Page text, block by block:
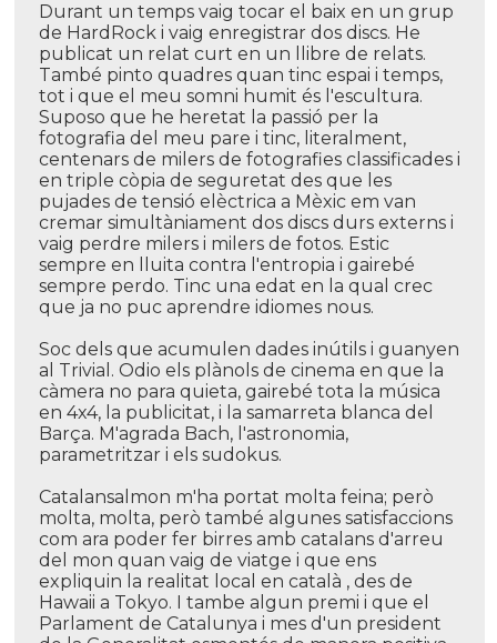
Durant un temps vaig tocar el baix en un grup
de HardRock i vaig enregistrar dos discs. He
publicat un relat curt en un llibre de relats.
També pinto quadres quan tinc espai i temps,
tot i que el meu somni humit és l'escultura.
Suposo que he heretat la passió per la
fotografia del meu pare i tinc, literalment,
centenars de milers de fotografies classificades i
en triple còpia de seguretat des que les
pujades de tensió elèctrica a Mèxic em van
cremar simultàniament dos discs durs externs i
vaig perdre milers i milers de fotos. Estic
sempre en lluita contra l'entropia i gairebé
sempre perdo. Tinc una edat en la qual crec
que ja no puc aprendre idiomes nous.
Soc dels que acumulen dades inútils i guanyen
al Trivial. Odio els plànols de cinema en que la
càmera no para quieta, gairebé tota la música
en 4x4, la publicitat, i la samarreta blanca del
Barça. M'agrada Bach, l'astronomia,
parametritzar i els sudokus.
Catalansalmon m'ha portat molta feina; però
molta, molta, però també algunes satisfaccions
com ara poder fer birres amb catalans d'arreu
del mon quan vaig de viatge i que ens
expliquin la realitat local en català , des de
Hawaii a Tokyo. I tambe algun premi i que el
Parlament de Catalunya i mes d'un president